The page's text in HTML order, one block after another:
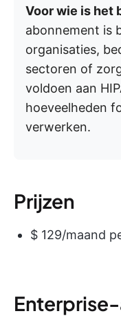
Voor wie is het
abonnement is
organisaties,
sectoren of
voldoen aan
hoeveelheden
verwerken.
Prijzen
$ 129/maand